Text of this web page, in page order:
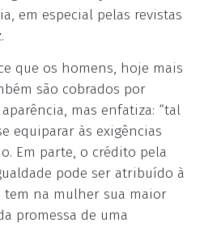
em especial pelas revistas
que os homens, hoje mais
são cobrados por
mas enfatiza: “tal
equiparar às exigências
Em parte, o crédito pela
pode ser atribuído à
na mulher sua maior
promessa de uma